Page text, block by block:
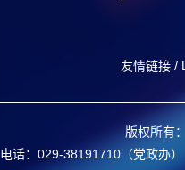
友情链接 /
版权所有
电话：029-38191710（党政办）